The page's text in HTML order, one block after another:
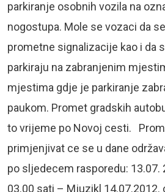
parkiranje osobnih vozila na
nogostupa. Mole se vozaci da
prometne signalizacije kao i da
parkiraju na zabranjenim
mjestima gdje je parkiranje
paukom. Promet gradskih
to vrijeme po Novoj cesti.
primjenjivat ce se u dane
po sljedecem rasporedu: 13.07.
03.00 sati – Mjuzikl 14.07.2012.